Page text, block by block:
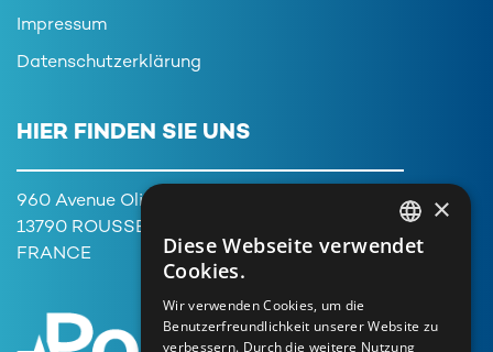
Impressum
Datenschutzerklärung
HIER FINDEN SIE UNS
960 Avenue Olivier Perroy,
13790 ROUSSET
FRANCE
FRENCH
GERMAN
×
Diese Webseite verwendet
Cookies.
Wir verwenden Cookies, um die
Benutzerfreundlichkeit unserer Website zu
verbessern. Durch die weitere Nutzung